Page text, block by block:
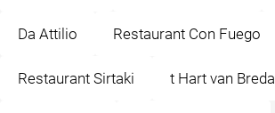
Da Attilio Restaurant Con Fuego
Restaurant Sirtaki t Hart van Breda